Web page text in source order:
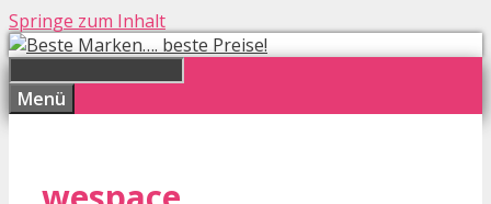
Springe zum Inhalt
Menü